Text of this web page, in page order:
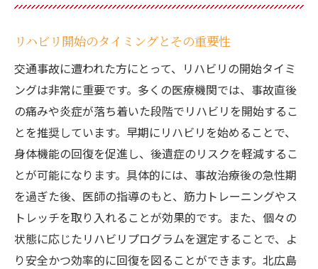
リハビリ開始のタイミングとその重要性
交通事故に遭われた方にとって、リハビリの開始タイミ
ングは非常に重要です。多くの医療機関では、事故直後
の痛みや炎症が落ち着いた段階でリハビリを開始するこ
とを推奨しています。早期にリハビリを始めることで、
身体機能の回復を促進し、後遺症のリスクを軽減するこ
とが可能になります。具体的には、事故治療後の急性期
を過ぎた後、医師の指導のもと、筋力トレーニングやス
トレッチを取り入れることが効果的です。また、個々の
状態に応じたリハビリプログラムを選定することで、よ
り安全かつ効率的に回復を図ることができます。北広島